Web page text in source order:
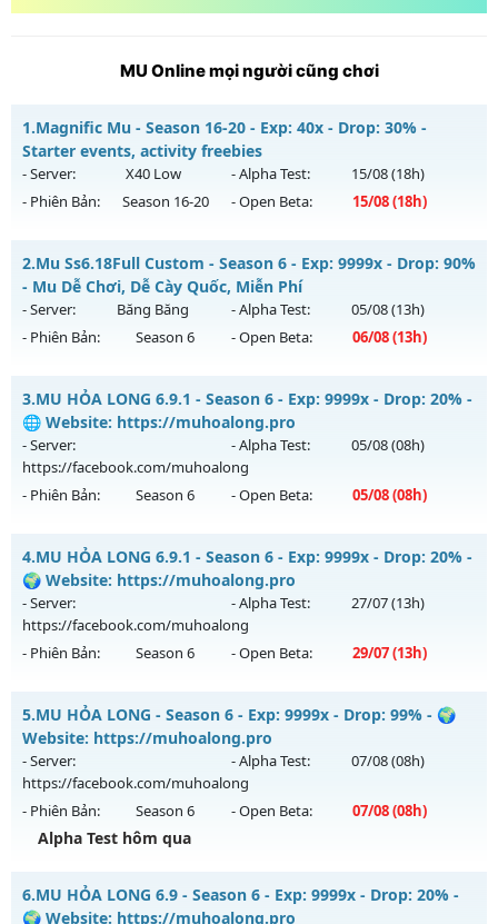
MU Online mọi người cũng chơi
1.Magnific Mu - Season 16-20 - Exp: 40x - Drop: 30% -
Starter events, activity freebies
- Server: X40 Low - Alpha Test: 15/08(18h)
- Phiên Bản:
Season 16-20 - Open Beta: 15/08(18h)
Magnific Mu - Starter events, activity freebies
Mu mới ra tháng 08 2026 - Mở máy chủ
ngày 15/08/2626
Exp: 40x - Drop: 30%
Thể loại: Mu Nguyên bản Webzen
Antihack: Mega-Anti
2.Mu Ss6.18Full Custom - Season 6 - Exp: 9999x - Drop: 90%
- Mu Dễ Chơi, Dễ Cày Quốc, Miễn Phí
- Server: Băng Băng - Alpha Test: 05/08(13h)
- Phiên Bản:
Season 6 - Open Beta: 06/08(13h)
Mu Ss6.18Full Custom - Mu Dễ Chơi, Dễ Cày Quốc, Miễn Phí
Mu mới ra tháng 08 2026 - Mở máy chủ
ngày 06/08/2626
Exp: 9999x - Drop: 90%
Thể loại: Mu Custom thêm đồ mới
Antihack: Gold dragon
3.MU HỎA LONG 6.9.1 - Season 6 - Exp: 9999x - Drop: 20% -
🌐 Website: https://muhoalong.pro
- Server:
https://facebook.com/muhoalong
- Alpha Test: 05/08(08h)
- Phiên Bản: Season 6 - Open Beta: 05/08(08h)
MU HỎA LONG 6.9.1 - 🌐 Website: https://muhoalong.pro
Mu mới ra tháng 08 2026 - Mở máy chủ
https://facebook.com/muhoalongvào 08h ngày
05/08/2626
Exp: 9999x - Drop: 20%
Thể loại: Mu Nguyên bản Webzen
Antihack: XShield
4.MU HỎA LONG 6.9.1 - Season 6 - Exp: 9999x - Drop: 20% -
🌍 Website: https://muhoalong.pro
- Server:
https://facebook.com/muhoalong
- Alpha Test: 27/07(13h)
- Phiên Bản: Season 6 - Open Beta: 29/07(13h)
MU HỎA LONG 6.9.1 - 🌍 Website: https://muhoalong.pro
Mu mới ra tháng 07 2026 - Mở máy chủ
https://facebook.com/muhoalongvào 13h ngày
29/07/2626
Exp: 9999x - Drop: 20%
Kiểu reset: Non Reset
Thể loại: Mu Nguyên bản Webzen
Antihack: Xshiel
5.MU HỎA LONG - Season 6 - Exp: 9999x - Drop: 99% - 🌍
Website: https://muhoalong.pro
- Server:
https://facebook.com/muhoalong
- Alpha Test: 07/08(08h)
- Phiên Bản: Season 6 - Open Beta: 07/08(08h)
Alpha Test hôm qua
MU HỎA LONG - 🌍 Website: https://muhoalong.pro
Mu mới ra tháng 08 2026 - Mở máy chủ
6.MU HỎA LONG 6.9 - Season 6 - Exp: 9999x - Drop: 20% -
🌍 Website: https://muhoalong.pro